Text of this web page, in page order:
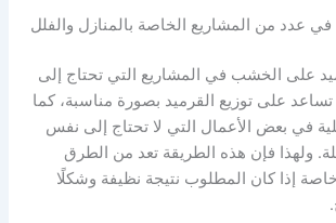
عدد من المشاريع الخاصة بالمنازل والفلل
على الخشب في المشاريع التي تحتاج إلى
على توزيع القرميد بصورة مناسبة، كما
في بعض الأعمال التي لا تحتاج إلى نفس
ولهذا فإن هذه الطريقة تعد من الطرق
خاصة إذا كان المطلوب نتيجة نظيفة وشكلًا